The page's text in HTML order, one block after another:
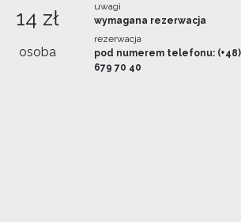
14 zł
osoba
uwagi
wymagana rezerwacja
rezerwacja
pod numerem telefonu: (+48)
679 70 40